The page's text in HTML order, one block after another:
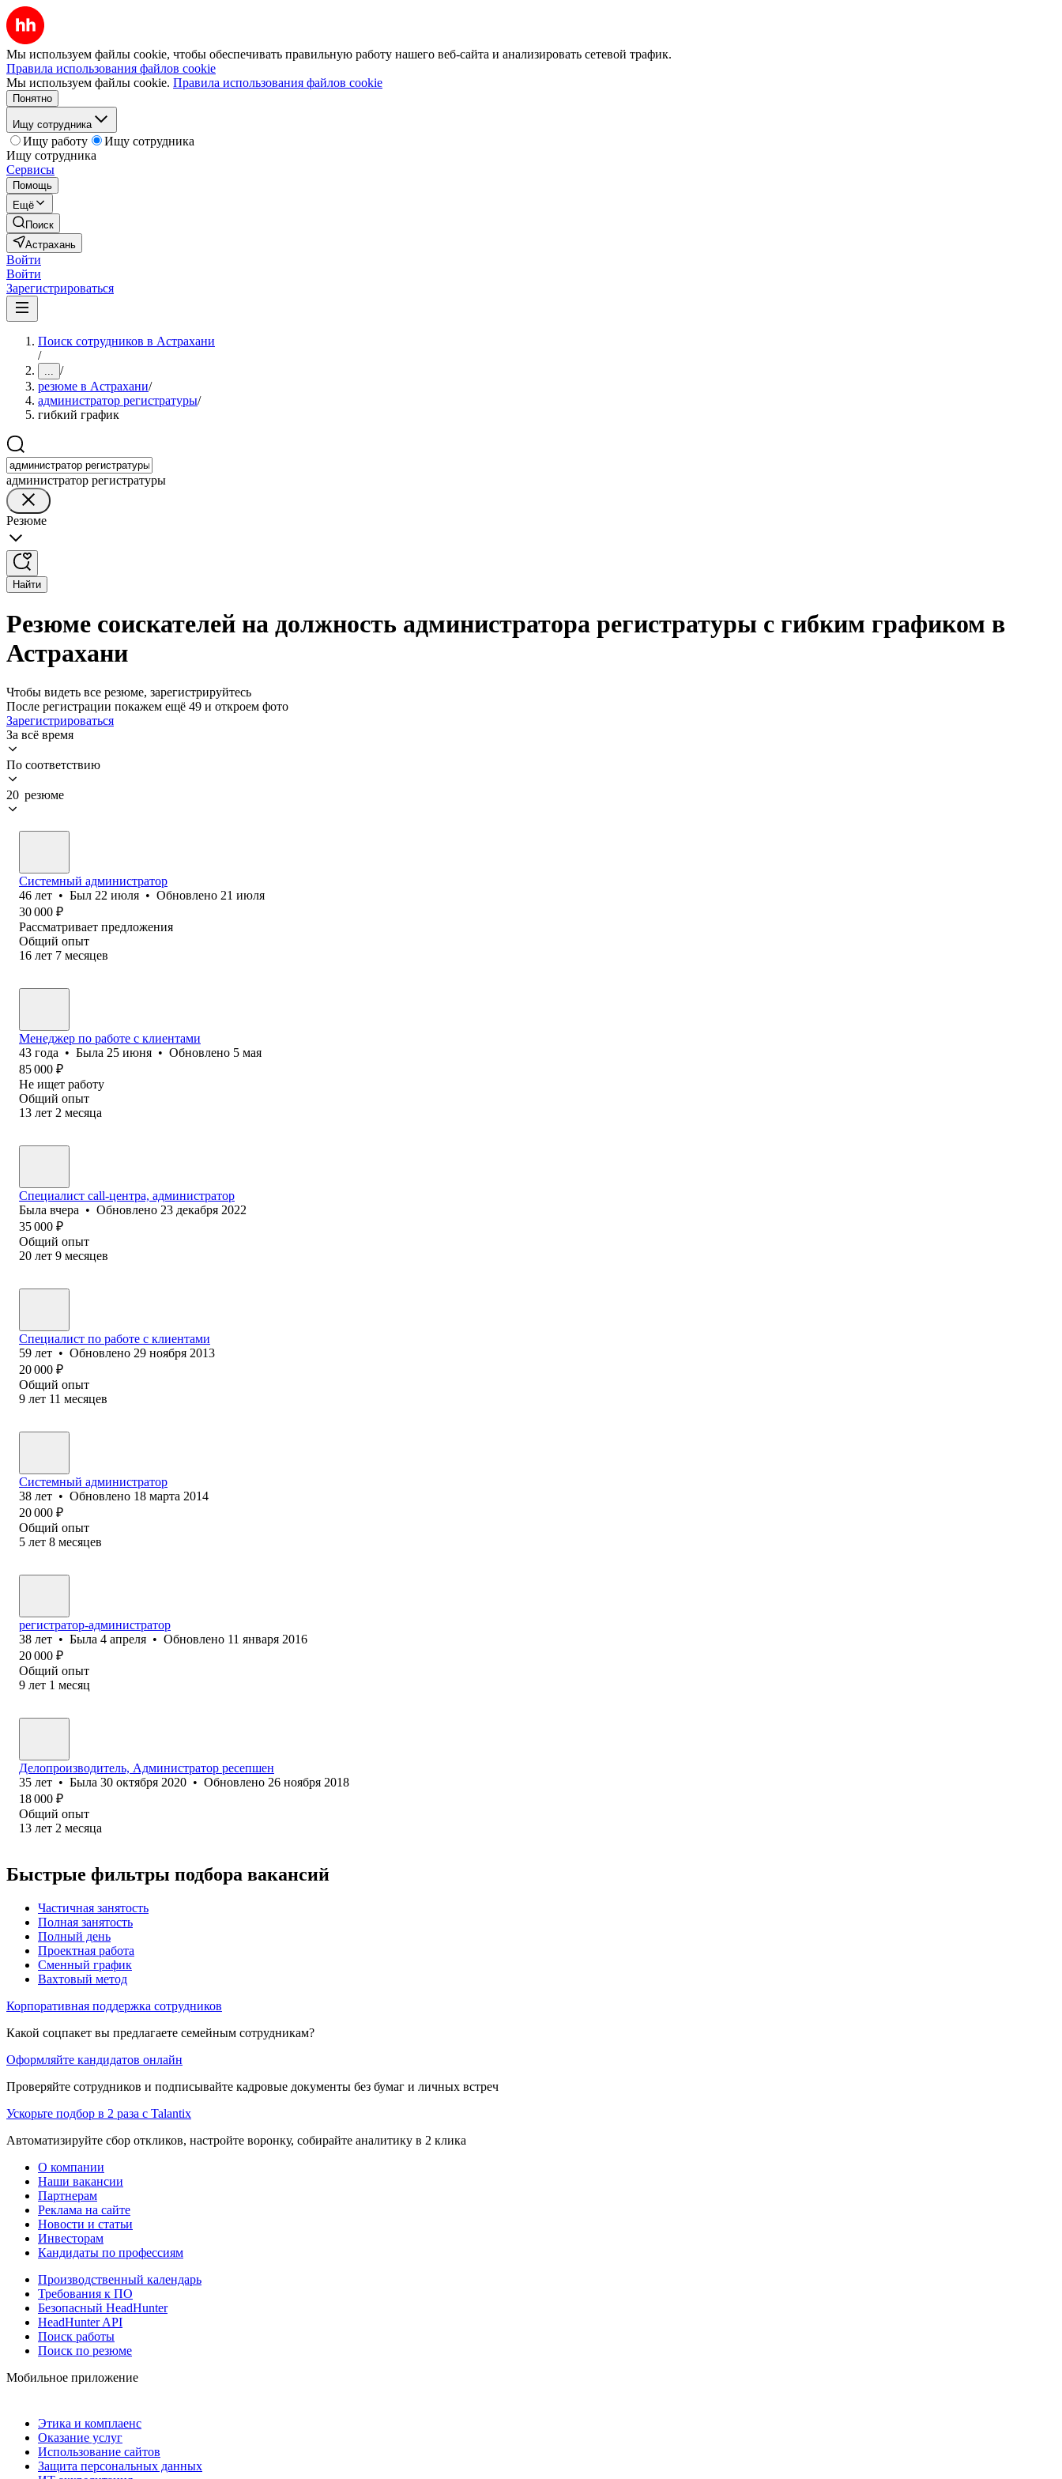
Мы используем файлы cookie, чтобы обеспечивать правильную работу нашего веб-сайта и анализировать сетевой трафик.
Правила использования файлов cookie
Мы используем файлы cookie. Правила использования файлов cookie
Понятно
Ищу сотрудника
Ищу работу
Ищу сотрудника
Ищу сотрудника
Сервисы
Помощь
Ещё
Поиск
Астрахань
Войти
Войти
Зарегистрироваться
Поиск сотрудников в Астрахани
/
... /
резюме в Астрахани/
администратор регистратуры/
гибкий график
администратор регистратуры
Резюме
Найти
Резюме соискателей на должность администратора регистратуры с гибким графиком в
Астрахани
Чтобы видеть все резюме, зарегистрируйтесь
После регистрации покажем ещё 49 и откроем фото
Зарегистрироваться
За всё время
По соответствию
20 резюме
Системный администратор
46 лет • Был 22 июля • Обновлено 21 июля
30 000 ₽
Рассматривает предложения
Общий опыт
16 лет 7 месяцев
Менеджер по работе с клиентами
43 года • Была 25 июня • Обновлено 5 мая
85 000 ₽
Не ищет работу
Общий опыт
13 лет 2 месяца
Специалист call-центра, администратор
Была вчера • Обновлено 23 декабря 2022
35 000 ₽
Общий опыт
20 лет 9 месяцев
Специалист по работе с клиентами
59 лет • Обновлено 29 ноября 2013
20 000 ₽
Общий опыт
9 лет 11 месяцев
Системный администратор
38 лет • Обновлено 18 марта 2014
20 000 ₽
Общий опыт
5 лет 8 месяцев
регистратор-администратор
38 лет • Была 4 апреля • Обновлено 11 января 2016
20 000 ₽
Общий опыт
9 лет 1 месяц
Делопроизводитель, Администратор ресепшен
35 лет • Была 30 октября 2020 • Обновлено 26 ноября 2018
18 000 ₽
Общий опыт
13 лет 2 месяца
Быстрые фильтры подбора вакансий
Частичная занятость
Полная занятость
Полный день
Проектная работа
Сменный график
Вахтовый метод
Корпоративная поддержка сотрудников
Какой соцпакет вы предлагаете семейным сотрудникам?
Оформляйте кандидатов онлайн
Проверяйте сотрудников и подписывайте кадровые документы без бумаг и личных встреч
Ускорьте подбор в 2 раза с Talantix
Автоматизируйте сбор откликов, настройте воронку, собирайте аналитику в 2 клика
О компании
Наши вакансии
Партнерам
Реклама на сайте
Новости и статьи
Инвесторам
Кандидаты по профессиям
Производственный календарь
Требования к ПО
Безопасный HeadHunter
HeadHunter API
Поиск работы
Поиск по резюме
Мобильное приложение
Этика и комплаенс
Оказание услуг
Использование сайтов
Защита персональных данных